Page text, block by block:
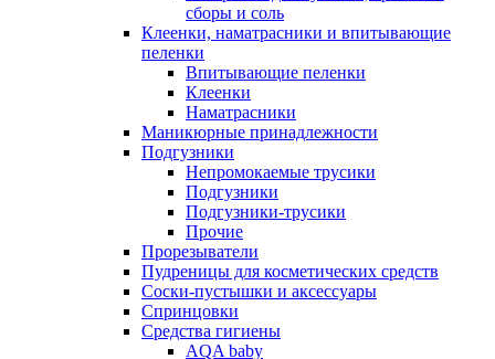
сборы и соль
Клеенки, наматрасники и впитывающие
пеленки
Впитывающие пеленки
Клеенки
Наматрасники
Маникюрные принадлежности
Подгузники
Непромокаемые трусики
Подгузники
Подгузники-трусики
Прочие
Прорезыватели
Пудреницы для косметических средств
Соски-пустышки и аксессуары
Спринцовки
Средства гигиены
AQA baby